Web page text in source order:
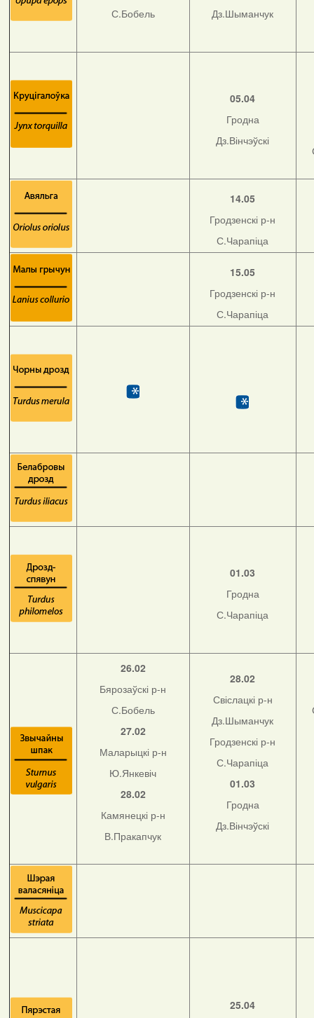
С.Бобель
Дз.Шыманчук
05.04
Гродна
Дз.Вінчэўскі
14.05
Гродзенскі р-н
С.Чарапіца
15.05
Гродзенскі р-н
С.Чарапіца
01.03
Гродна
С.Чарапіца
26.02
Бярозаўскі р-н
С.Бобель
27.02
Маларыцкі р-н
Ю.Янкевіч
28.02
Камянецкі р-н
В.Пракапчук
28.02
Свіслацкі р-н
Дз.Шыманчук
Гродзенскі р-н
С.Чарапіца
01.03
Гродна
Дз.Вінчэўскі
25.04